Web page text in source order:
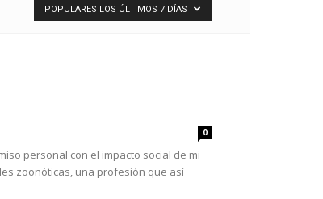
POPULARES LOS ÚLTIMOS 7 DÍAS
0
personal con el impacto social de mi
zoonóticas, una profesión que así